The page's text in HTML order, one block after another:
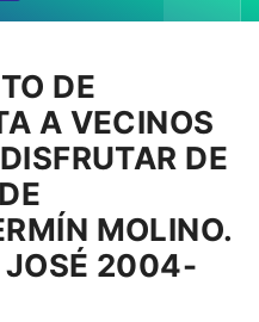
DE
A VECINOS
DE
MOLINO.
JOSÉ 2004-